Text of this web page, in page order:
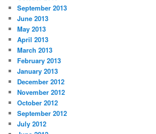
September 2013
June 2013
May 2013
April 2013
March 2013
February 2013
January 2013
December 2012
November 2012
October 2012
September 2012
July 2012